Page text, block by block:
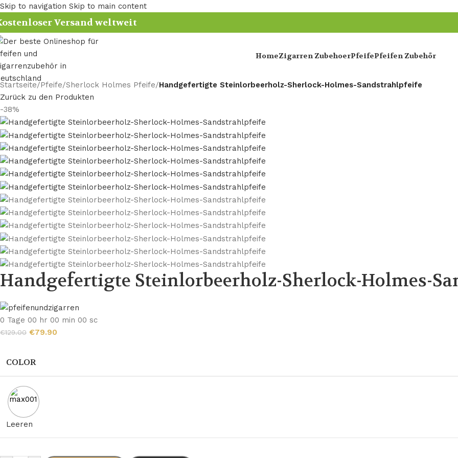
Skip to navigation Skip to main content
Versand weltweit
HomeZigarren ZubehoerPfeifePfeifen Zubehör
Startseite/Pfeife/Sherlock Holmes Pfeife/Handgefertigte Steinlorbeerholz-Sherlock-Holmes-Sandstrahlpfeife
Zurück zu den Produkten
-38%
Handgefertigte Steinlorbeerholz-Sherlock-Holmes-
0 Tage 00 hr 00 min 00 sc
€129.00 €79.90
COLOR
Leeren